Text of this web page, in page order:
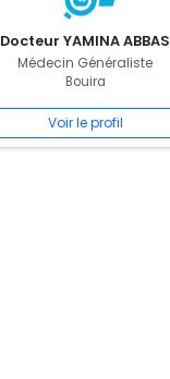
Docteur YAMINA ABBAS
Médecin Généraliste
Bouira
Voir le profil